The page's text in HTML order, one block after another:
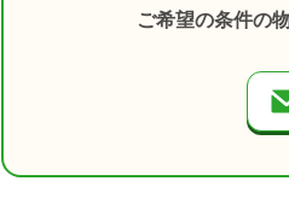
ご希望の条件の